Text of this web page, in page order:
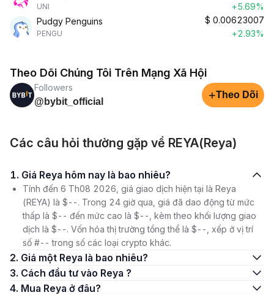
UNI
+5.69%
Pudgy Penguins
PENGU
$ 0.00623007
+2.93%
Theo Dõi Chúng Tôi Trên Mạng Xã Hội
Followers
@bybit_official
+Theo Dõi
Các câu hỏi thường gặp về REYA(Reya)
1. Giá Reya hôm nay là bao nhiêu?
Tính đến 6 Th08 2026, giá giao dịch hiện tại là Reya
(REYA) là $--. Trong 24 giờ qua, giá đã dao động từ mức
thấp là $-- đến mức cao là $--, kèm theo khối lượng giao
dịch là $--. Vốn hóa thị trường tổng thể là $--, xếp ở vị trí
số #-- trong số các loại crypto khác.
2. Giá một Reya là bao nhiêu?
3. Cách đầu tư vào Reya ?
4. Mua Reya ở đâu?